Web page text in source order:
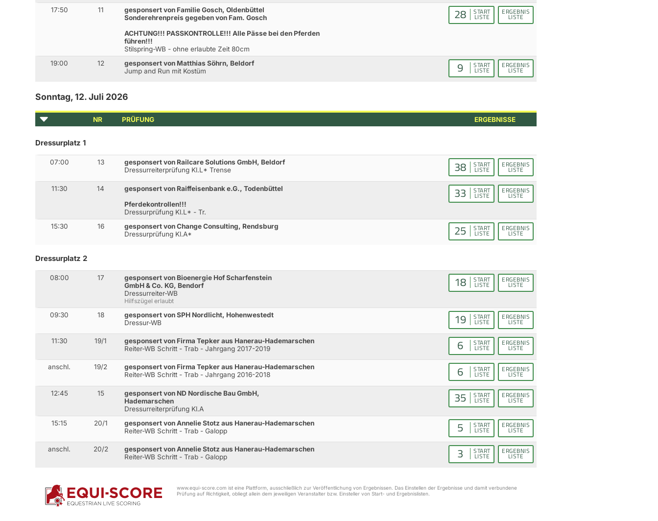
17:50 11
gesponsert von Familie Gosch, Oldenbüttel
Sonderehrenpreis gegeben von Fam. Gosch
ACHTUNG!!! PASSKONTROLLE!!! Alle Pässe bei den Pferden
führen!!!
Stilspring-WB - ohne erlaubte Zeit 80cm
28 START
LISTE
ERGEBNIS
LISTE
19:00 12
gesponsert von Matthias Söhrn, Beldorf
Jump and Run mit Kostüm
9 START
LISTE
ERGEBNIS
LISTE
Sonntag, 12. Juli 2026
NR PRÜFUNG ERGEBNISSE
Dressurplatz 1
07:00 13
gesponsert von Railcare Solutions GmbH, Beldorf
Dressurreiterprüfung Kl.L* Trense
38 START
LISTE
ERGEBNIS
LISTE
11:30 14
gesponsert von Raiffeisenbank e.G., Todenbüttel
Pferdekontrollen!!!
Dressurprüfung Kl.L* - Tr.
33 START
LISTE
ERGEBNIS
LISTE
15:30 16
gesponsert von Change Consulting, Rendsburg
Dressurprüfung Kl.A*
25 START
LISTE
ERGEBNIS
LISTE
Dressurplatz 2
08:00 17
gesponsert von Bioenergie Hof Scharfenstein
GmbH & Co. KG, Bendorf
Dressurreiter-WB
Hilfszügel erlaubt
18 START
LISTE
ERGEBNIS
LISTE
09:30 18
gesponsert von SPH Nordlicht, Hohenwestedt
Dressur-WB
19 START
LISTE
ERGEBNIS
LISTE
11:30 19/1
gesponsert von Firma Tepker aus Hanerau-Hademarschen
Reiter-WB Schritt - Trab - Jahrgang 2017-2019
6 START
LISTE
ERGEBNIS
LISTE
anschl. 19/2
gesponsert von Firma Tepker aus Hanerau-Hademarschen
Reiter-WB Schritt - Trab - Jahrgang 2016-2018
6 START
LISTE
ERGEBNIS
LISTE
12:45 15
gesponsert von ND Nordische Bau GmbH,
Hademarschen
Dressurreiterprüfung Kl.A
35 START
LISTE
ERGEBNIS
LISTE
15:15 20/1
gesponsert von Annelie Stotz aus Hanerau-Hademarschen
Reiter-WB Schritt - Trab - Galopp
5 START
LISTE
ERGEBNIS
LISTE
anschl. 20/2
gesponsert von Annelie Stotz aus Hanerau-Hademarschen
Reiter-WB Schritt - Trab - Galopp
3 START
LISTE
ERGEBNIS
LISTE
www.equi-score.com ist eine Plattform, ausschließlich zur Veröffentlichung von Ergebnissen. Das Einstellen der Ergebnisse und damit verbundene
Prüfung auf Richtigkeit, obliegt allein dem jeweiligen Veranstalter bzw. Einsteller von Start- und Ergebnislisten.